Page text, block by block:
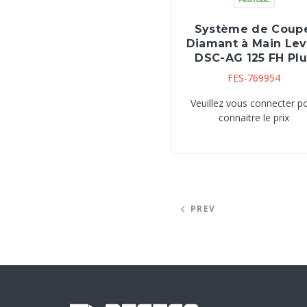
Système de
Diamant à Main
DSC-AG 125 FH
FES-769954
Veuillez vous connecter
connaitre le prix
PREV